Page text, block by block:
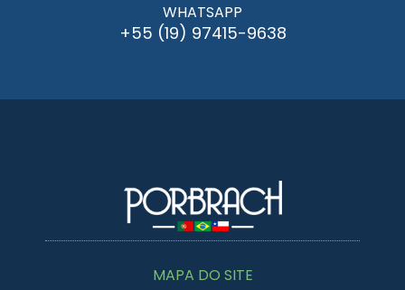
WHATSAPP
+55 (19) 97415-9638
MAPA DO SITE